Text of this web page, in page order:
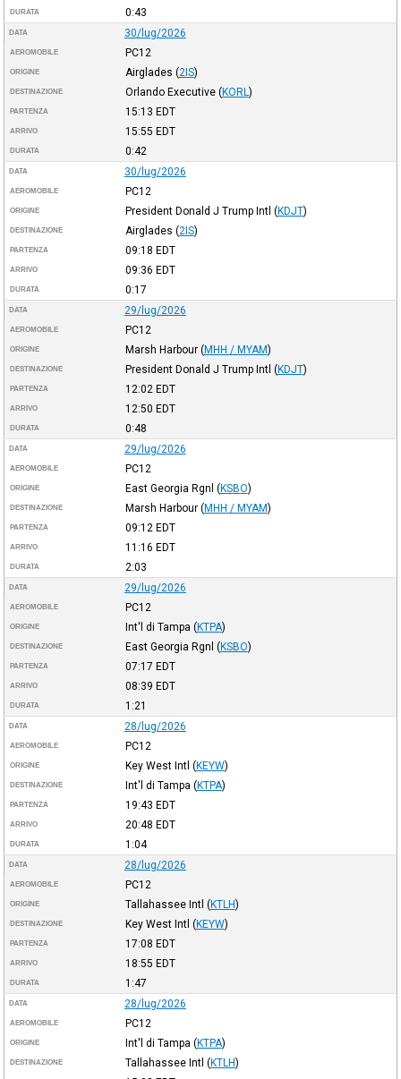
DURATA 0:43
DATA 30/lug/2026
AEROMOBILE PC12
ORIGINE Airglades (2IS)
DESTINAZIONE Orlando Executive (KORL )
PARTENZA 15:13 EDT
ARRIVO 15:55 EDT
DURATA 0:42
DATA 30/lug/2026
AEROMOBILE PC12
ORIGINE President Donald J Trump Intl (KDJT)
DESTINAZIONE Airglades (2IS)
PARTENZA 09:18 EDT
ARRIVO 09:36 EDT
DURATA 0:17
DATA 29/lug/2026
AEROMOBILE PC12
ORIGINE Marsh Harbour (MHH / MYAM)
DESTINAZIONE President Donald J Trump Intl (KDJT)
PARTENZA 12:02 EDT
ARRIVO 12:50 EDT
DURATA 0:48
DATA 29/lug/2026
AEROMOBILE PC12
ORIGINE East Georgia Rgnl (KSBO)
DESTINAZIONE Marsh Harbour (MHH / MYAM)
PARTENZA 09:12 EDT
ARRIVO 11:16 EDT
DURATA 2:03
DATA 29/lug/2026
AEROMOBILE PC12
ORIGINE Int'l di Tampa (KTPA)
DESTINAZIONE East Georgia Rgnl (KSBO)
PARTENZA 07:17 EDT
ARRIVO 08:39 EDT
DURATA 1:21
DATA 28/lug/2026
AEROMOBILE PC12
ORIGINE Key West Intl (KEYW)
DESTINAZIONE Int'l di Tampa (KTPA)
PARTENZA 19:43 EDT
ARRIVO 20:48 EDT
DURATA 1:04
DATA 28/lug/2026
AEROMOBILE PC12
ORIGINE Tallahassee Intl (KTLH)
DESTINAZIONE Key West Intl (KEYW)
PARTENZA 17:08 EDT
ARRIVO 18:55 EDT
DURATA 1:47
DATA 28/lug/2026
AEROMOBILE PC12
ORIGINE Int'l di Tampa (KTPA)
DESTINAZIONE Tallahassee Intl (KTLH)